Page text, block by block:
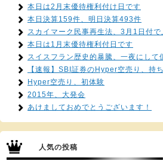
本日は2月末優待権利付け日です
本日決算159件、明日決算493件
スカイマーク民事再生法、3月1日付で
本日は1月末優待権利付日です
スイスフラン歴史的暴騰、一夜にし
【速報】SBI証券のHyper空売り、持
Hyper空売り、初体験
2015年、大発会
あけましておめでとうございます！
人気の投稿